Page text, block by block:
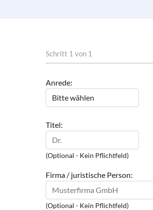
Schritt 1 von 1
Anrede:
Titel:
(Optional - Kein Pflichtfeld)
Firma / juristische Person:
(Optional - Kein Pflichtfeld)